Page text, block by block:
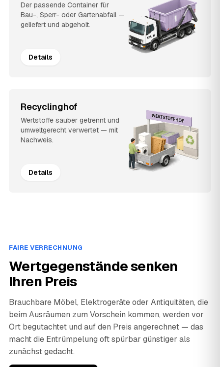
Der passende Container für
Bau-, Sperr- oder Gartenabfall —
geliefert und abgeholt.
Details
Recyclinghof
Wertstoffe sauber getrennt und
umweltgerecht verwertet — mit
Nachweis.
Details
FAIRE VERRECHNUNG
Wertgegenstände senken
Ihren Preis
Brauchbare Möbel, Elektrogeräte oder Antiquitäten, die
beim Ausräumen zum Vorschein kommen, werden vor
Ort begutachtet und auf den Preis angerechnet — das
macht die Entrümpelung oft spürbar günstiger als
zunächst gedacht.